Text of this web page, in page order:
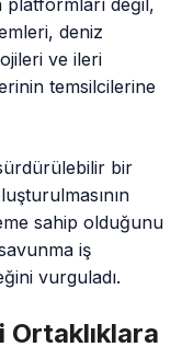
deniz
ve ileri
temsilcilerine
bir
sahip olduğunu
iş
vurguladı.
Ortaklıklara